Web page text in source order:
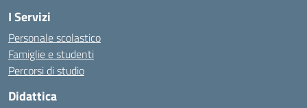
I Servizi
Personale scolastico
Famiglie e studenti
Percorsi di studio
Didattica